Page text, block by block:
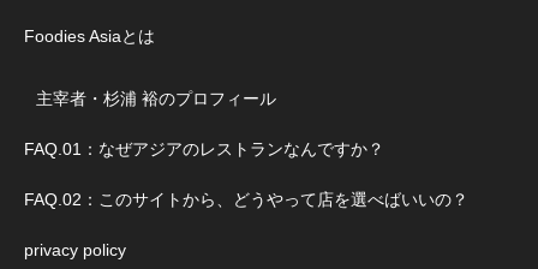
Foodies Asiaとは
主宰者・杉浦 裕のプロフィール
FAQ.01：なぜアジアのレストランなんですか？
FAQ.02：このサイトから、どうやって店を選べばいいの？
privacy policy